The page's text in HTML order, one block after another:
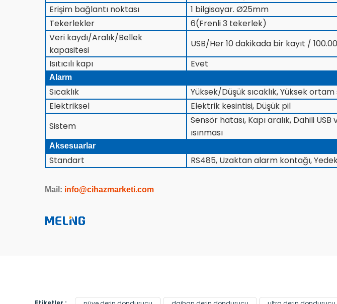
Erişim bağlantı noktası
1 bilgisayar. Ø25mm
Tekerlekler
6(Frenli 3 tekerlek)
Veri kaydı/Aralık/Bellek
kapasitesi
USB/Her 10 dakikada bir kayıt /
Isıtıcılı kapı
Evet
Alarm
Sıcaklık
Yüksek/Düşük sıcaklık, Yüksek ortam
Elektriksel
Elektrik kesintisi, Düşük pil
Sistem
Sensör hatası, Kapı aralık, Dahili
ısınması
Aksesuarlar
Standart RS485, Uzaktan alarm kontağı,
Mail: info@cihazmarketi.com